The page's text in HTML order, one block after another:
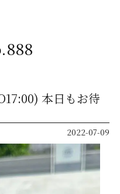
本日もお待
2022-07-09